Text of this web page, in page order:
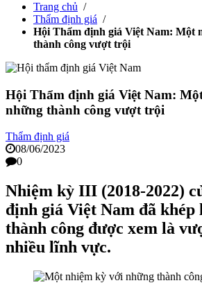
Trang chủ /
Thẩm định giá /
Hội Thẩm định giá Việt Nam: Một
thành công vượt trội
Hội Thẩm định giá Việt Nam:
những thành công vượt trội
Thẩm định giá
08/06/2023
0
Nhiệm kỳ III (2018-2022)
định giá Việt Nam đã
thành công được xem là
nhiều lĩnh vực.